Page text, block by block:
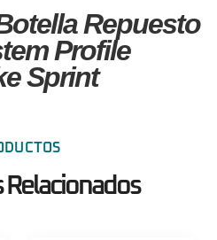
Repuesto
Profile
Sprint
Relacionados